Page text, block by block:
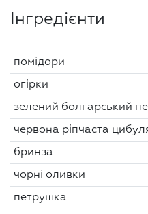
Інгредієнти
помідори
огірки
зелений болгарський
червона ріпчаста
бринза
чорні оливки
петрушка